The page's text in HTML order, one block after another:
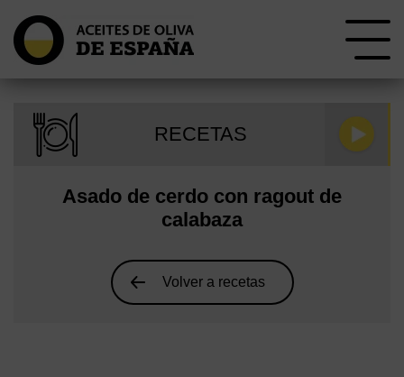
RECETAS
Asado de cerdo con ragout de
calabaza
Volver a recetas